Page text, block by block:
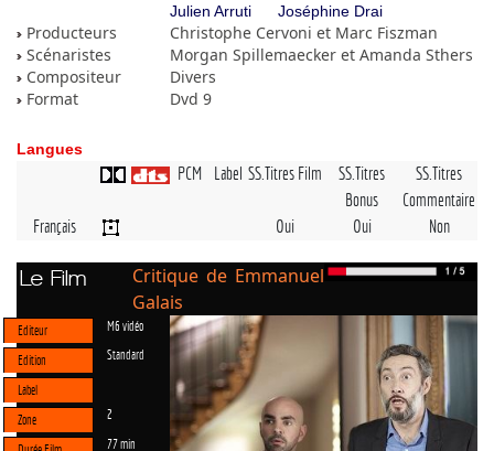
Julien Arruti
Joséphine Drai
Producteurs
Christophe Cervoni et Marc Fiszman
Scénaristes
Morgan Spillemaecker et Amanda Sthers
Compositeur
Divers
Format
Dvd 9
Langues
PCM Label SS.Titres Film
SS.Titres
Bonus
SS.Titres
Commentaire
Français
Oui Oui Non
Le Film
Critique de Emmanuel
Galais
Editeur M6 vidéo
Edition Standard
Label
Zone
2
77 min